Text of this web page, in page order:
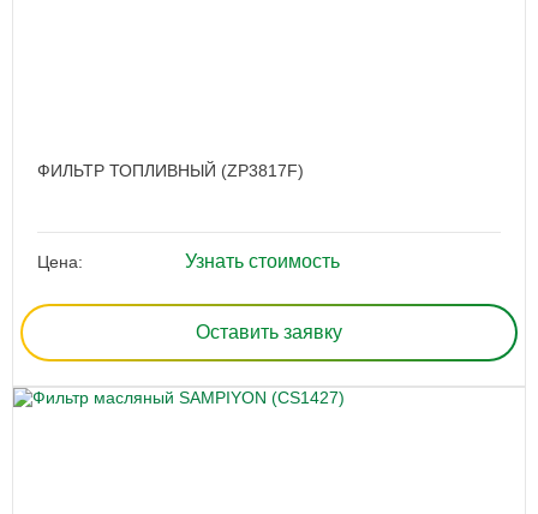
ФИЛЬТР ТОПЛИВНЫЙ (ZP3817F)
Цена: Узнать стоимость
Оставить заявку